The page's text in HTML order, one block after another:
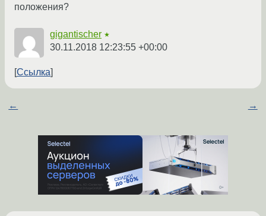
положения?
gigantischer ★
30.11.2018 12:23:55 +00:00
Ссылка
← →